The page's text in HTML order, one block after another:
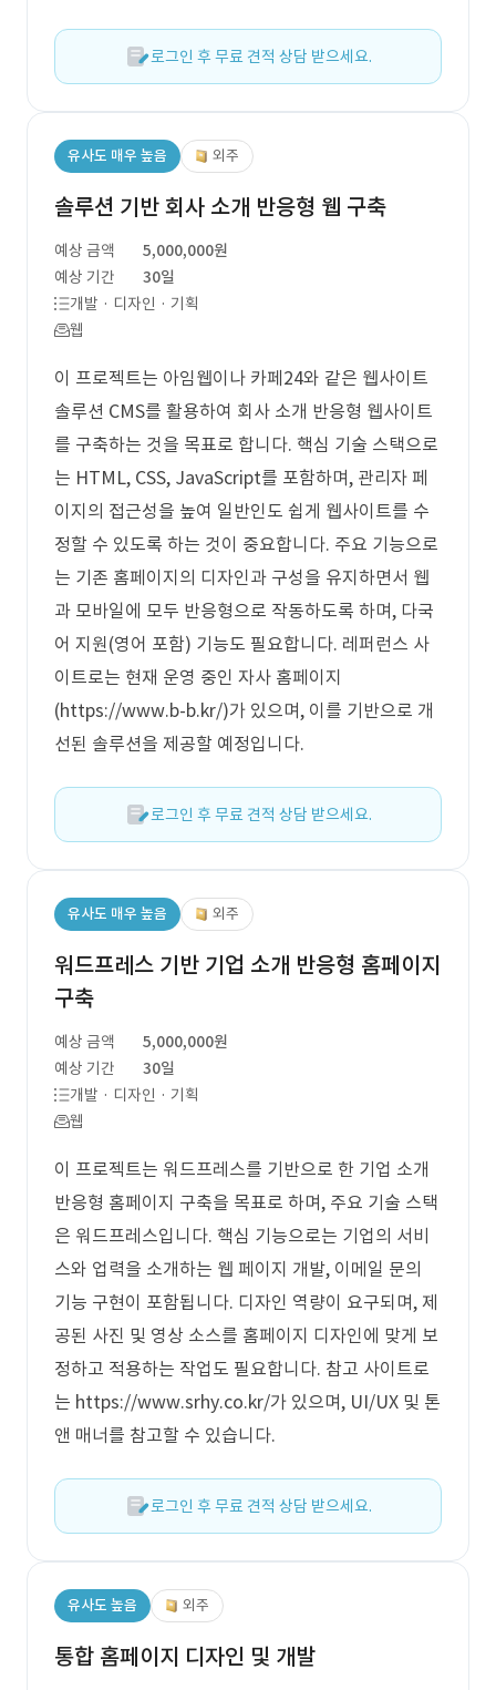
로그인 후 무료 견적 상담 받으세요.
유사도 매우 높음 외주
솔루션 기반 회사 소개 반응형 웹 구축
예상 금액
5,000,000원
예상 기간
30일
개발 · 디자인 · 기획
웹
이 프로젝트는 아임웹이나 카페24와 같은 웹사이트
솔루션 CMS를 활용하여 회사 소개 반응형 웹사이트
를 구축하는 것을 목표로 합니다. 핵심 기술 스택으로
는 HTML, CSS, JavaScript를 포함하며, 관리자 페
이지의 접근성을 높여 일반인도 쉽게 웹사이트를 수
정할 수 있도록 하는 것이 중요합니다. 주요 기능으로
는 기존 홈페이지의 디자인과 구성을 유지하면서 웹
과 모바일에 모두 반응형으로 작동하도록 하며, 다국
어 지원(영어 포함) 기능도 필요합니다. 레퍼런스 사
이트로는 현재 운영 중인 자사 홈페이지
(https://www.b-b.kr/)가 있으며, 이를 기반으로 개
선된 솔루션을 제공할 예정입니다.
로그인 후 무료 견적 상담 받으세요.
유사도 매우 높음 외주
워드프레스 기반 기업 소개 반응형 홈페이지
구축
예상 금액
5,000,000원
예상 기간
30일
개발 · 디자인 · 기획
웹
이 프로젝트는 워드프레스를 기반으로 한 기업 소개
반응형 홈페이지 구축을 목표로 하며, 주요 기술 스택
은 워드프레스입니다. 핵심 기능으로는 기업의 서비
스와 업력을 소개하는 웹 페이지 개발, 이메일 문의
기능 구현이 포함됩니다. 디자인 역량이 요구되며, 제
공된 사진 및 영상 소스를 홈페이지 디자인에 맞게 보
정하고 적용하는 작업도 필요합니다. 참고 사이트로
는 https://www.srhy.co.kr/가 있으며, UI/UX 및 톤
앤 매너를 참고할 수 있습니다.
로그인 후 무료 견적 상담 받으세요.
유사도 높음 외주
통합 홈페이지 디자인 및 개발